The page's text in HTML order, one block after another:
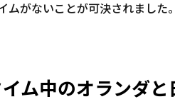
ムがないことが可決されました
ム中のオランダ